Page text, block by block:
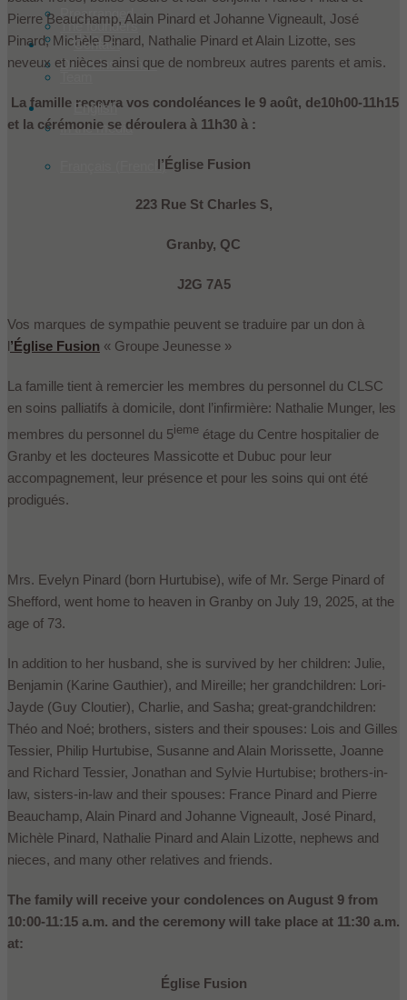
Prearranged
Death insurance
The founders
In the media
Lodging
Contact
English
French)
Pierre Beauchamp, Alain Pinard et Johanne Vigneault, José
Pinard, Michèle Pinard, Nathalie Pinard et Alain Lizotte, ses
neveux et nièces ainsi que de nombreux autres parents et amis.
La famille recevra vos condoléances le 9 août, de10h00-11h15
et la cérémonie se déroulera à 11h30 à :
l’Église Fusion
223 Rue St Charles S,
Granby, QC
J2G 7A5
Vos marques de sympathie peuvent se traduire par un don à
l’Église Fusion « Groupe Jeunesse »
La famille tient à remercier les membres du personnel du CLSC
en soins palliatifs à domicile, dont l’infirmière: Nathalie Munger, les
membres du personnel du 5ieme étage du Centre hospitalier de
Granby et les docteures Massicotte et Dubuc pour leur
accompagnement, leur présence et pour les soins qui ont été
prodigués.
Mrs. Evelyn Pinard (born Hurtubise), wife of Mr. Serge Pinard of
Shefford, went home to heaven in Granby on July 19, 2025, at the
age of 73.
In addition to her husband, she is survived by her children: Julie,
Benjamin (Karine Gauthier), and Mireille; her grandchildren: Lori-
Jayde (Guy Cloutier), Charlie, and Sasha; great-grandchildren:
Théo and Noé; brothers, sisters and their spouses: Lois and Gilles
Tessier, Philip Hurtubise, Susanne and Alain Morissette, Joanne
and Richard Tessier, Jonathan and Sylvie Hurtubise; brothers-in-
law, sisters-in-law and their spouses: France Pinard and Pierre
Beauchamp, Alain Pinard and Johanne Vigneault, José Pinard,
Michèle Pinard, Nathalie Pinard and Alain Lizotte, nephews and
nieces, and many other relatives and friends.
The family will receive your condolences on August 9 from
10:00-11:15 a.m. and the ceremony will take place at 11:30 a.m.
at:
Église Fusion